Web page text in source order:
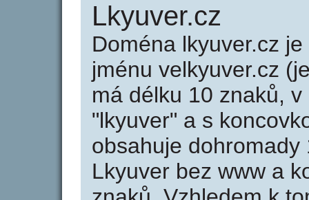
Lkyuver.cz
Doména lkyuver.cz
jménu velkyuver.cz
má délku 10 znaků,
"lkyuver" a s
obsahuje
Lkyuver bez www a